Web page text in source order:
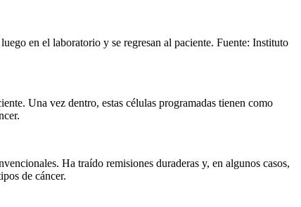
en el laboratorio y se regresan al paciente. Fuente: Instituto
Una vez dentro, estas células programadas tienen como
Ha traído remisiones duraderas y, en algunos casos,
de cáncer.